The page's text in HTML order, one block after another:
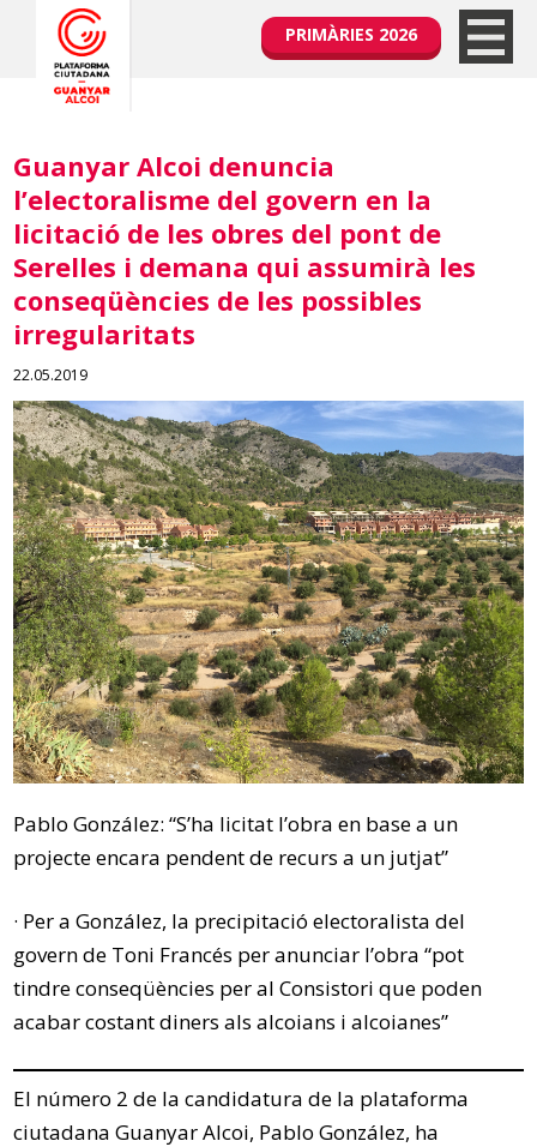
PRIMÀRIES 2026
Guanyar Alcoi denuncia
l’electoralisme del govern en la
licitació de les obres del pont de
Serelles i demana qui assumirà les
conseqüències de les possibles
irregularitats
22.05.2019
Pablo González: “S’ha licitat l’obra en base a un
projecte encara pendent de recurs a un jutjat”
· Per a González, la precipitació electoralista del
govern de Toni Francés per anunciar l’obra “pot
tindre conseqüències per al Consistori que poden
acabar costant diners als alcoians i alcoianes”
El número 2 de la candidatura de la plataforma
ciutadana Guanyar Alcoi, Pablo González, ha